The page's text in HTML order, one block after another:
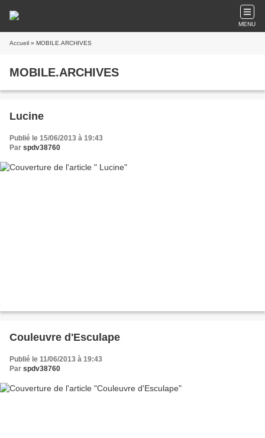
MENU
Accueil » MOBILE.ARCHIVES
MOBILE.ARCHIVES
Lucine
Publié le 15/06/2013 à 19:43
Par spdv38760
Couleuvre d'Esculape
Publié le 11/06/2013 à 19:43
Par spdv38760